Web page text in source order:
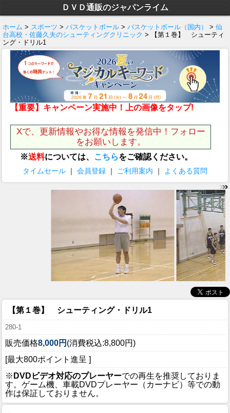
ＤＶＤ通販のジャパンライム
ホーム > スポーツ > バスケットボール > バスケットボール（国内） > 仙
台高校・佐藤久夫のシューティングクリニック > 【第１巻】 シューティ
ング・ドリル1
【重要】キャンペーン実施中！上の画像をタップ!
Xで、更新情報やお得な情報を発信中！フォロー
をお願いします。
※送料については、 こちらをご確認ください。
タイムセール ｜ 会員登録 ｜ ご利用案内 ｜ よくある質問
【第１巻】 シューティング・ドリル1
280-1
販売価格8,000円 (消費税込:8,800円)
[最大800ポイント進呈 ]
※ DVDビデオ対応のプレーヤーでの再生を推奨しておりま
す。ゲーム機、車載DVDプレーヤー（カーナビ）等での動
作は保証しておりません。